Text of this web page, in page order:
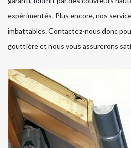
expérimentés. Plus encore, nos
imbattables. Contactez-nous donc
gouttière et nous vous assurerons